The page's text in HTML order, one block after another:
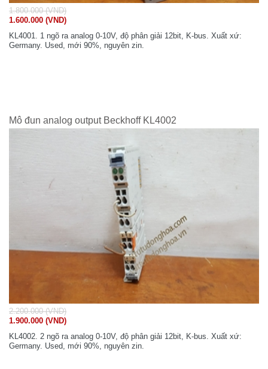
1.800.000 (VND)
1.600.000 (VND)
KL4001. 1 ngõ ra analog 0-10V, độ phân giải 12bit, K-bus. Xuất xứ:
Germany. Used, mới 90%, nguyên zin.
Mô đun analog output Beckhoff KL4002
2.200.000 (VND)
1.900.000 (VND)
KL4002. 2 ngõ ra analog 0-10V, độ phân giải 12bit, K-bus. Xuất xứ:
Germany. Used, mới 90%, nguyên zin.